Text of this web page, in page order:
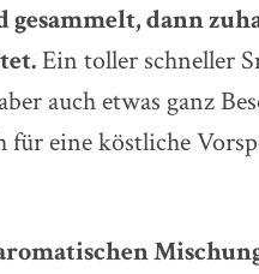
dann
Ein toller schneller
auch etwas ganz
eine köstliche